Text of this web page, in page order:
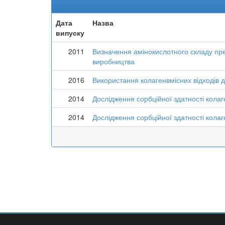
Дата
випуску
Назва
2011
Визначення амінокислотного складу
виробництва
2016 Використання колагенвмісних
2014
Дослідження сорбційної здатності
2014
Дослідження сорбційної здатності